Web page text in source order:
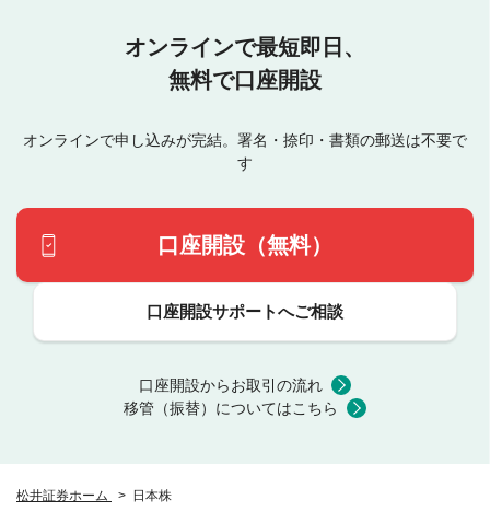
松井証券ホーム 日本株
オンラインで最短即日、
無料で口座開設
オンラインで申し込みが完結。署名・捺印・書類の郵送は不要で
す
口座開設（無料）
口座開設サポートへご相談
口座開設からお取引の流れ
移管（振替）についてはこちら